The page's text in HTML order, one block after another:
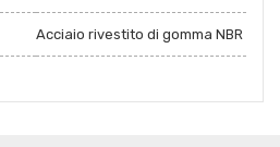
Acciaio rivestito di gomma NBR